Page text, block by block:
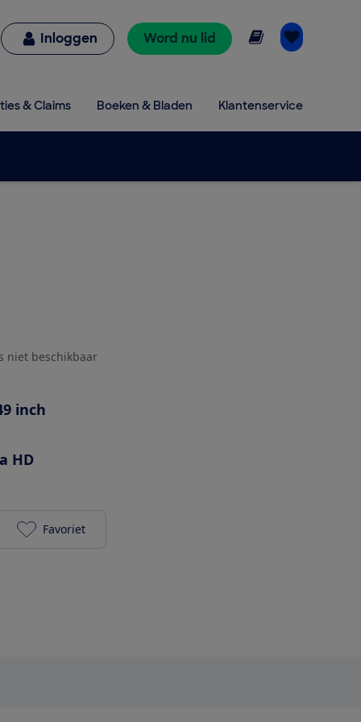
Inloggen Word nu lid Online lezen
& Claims Boeken & Bladen Klantenservice
niet beschikbaar
inch
HD
LG 49UM7050PLF toevoegen aan je favorieten
Favoriet